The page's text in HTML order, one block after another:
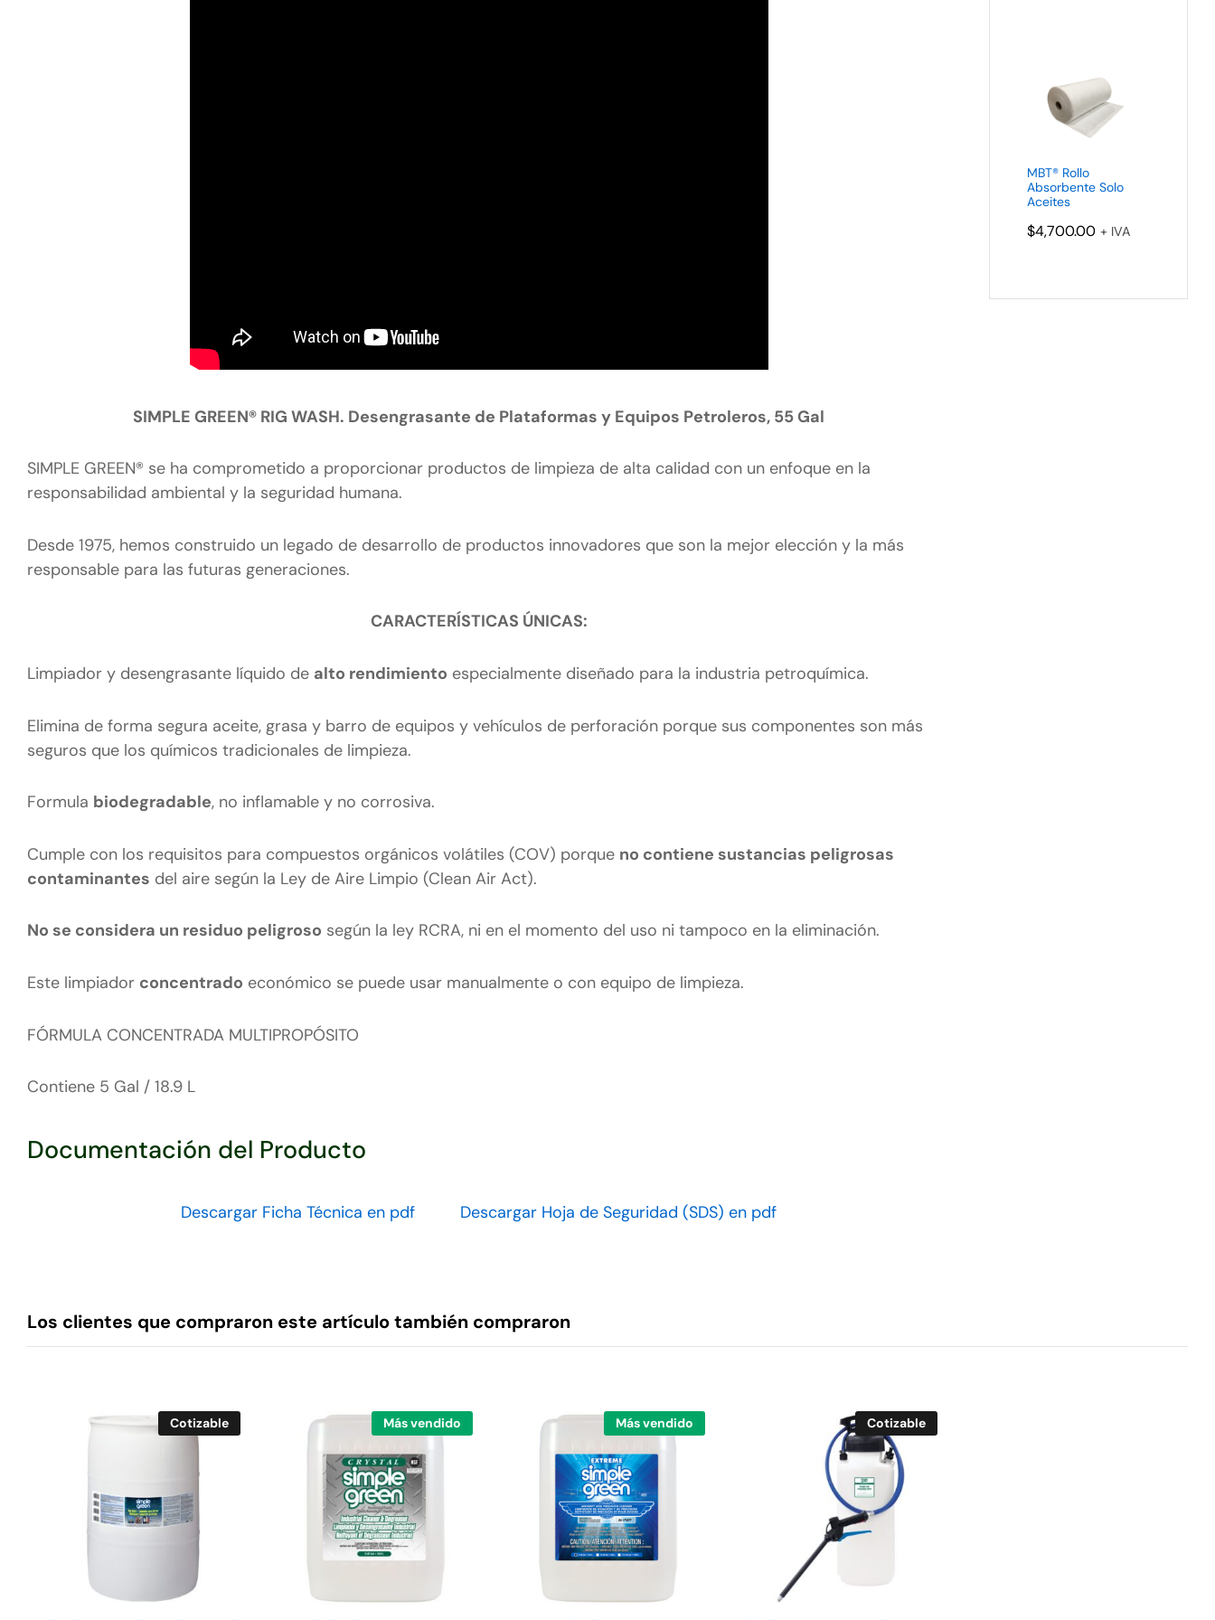
SIMPLE GREEN® RIG WASH. Desengrasante de Plataformas y Equipos Petroleros, 55 Gal
SIMPLE GREEN® se ha comprometido a proporcionar productos de limpieza de alta calidad con un enfoque en la
responsabilidad ambiental y la seguridad humana.
Desde 1975, hemos construido un legado de desarrollo de productos innovadores que son la mejor elección y la más
responsable para las futuras generaciones.
CARACTERÍSTICAS ÚNICAS:
Limpiador y desengrasante líquido de alto rendimiento especialmente diseñado para la industria petroquímica.
Elimina de forma segura aceite, grasa y barro de equipos y vehículos de perforación porque sus componentes son más
seguros que los químicos tradicionales de limpieza.
Formula biodegradable, no inflamable y no corrosiva.
Cumple con los requisitos para compuestos orgánicos volátiles (COV) porque no contiene sustancias peligrosas
contaminantes del aire según la Ley de Aire Limpio (Clean Air Act).
No se considera un residuo peligroso según la ley RCRA, ni en el momento del uso ni tampoco en la eliminación.
Este limpiador concentrado económico se puede usar manualmente o con equipo de limpieza.
FÓRMULA CONCENTRADA MULTIPROPÓSITO
Contiene 5 Gal / 18.9 L
Documentación del Producto
Descargar Ficha Técnica en pdf Descargar Hoja de Seguridad (SDS) en pdf
MBT® Rollo
Absorbente Solo
Aceites
$4,700.00 + IVA
Los clientes que compraron este artículo también compraron
Cotizable Más vendido Más vendido Cotizable